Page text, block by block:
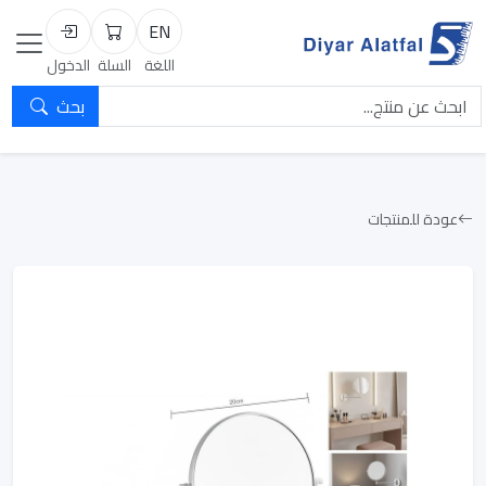
EN
اللغة
السلة
السلة
تسجيل
الدخول
بحث
عودة للمنتجات